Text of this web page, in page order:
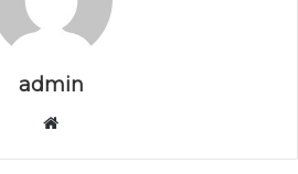
admin